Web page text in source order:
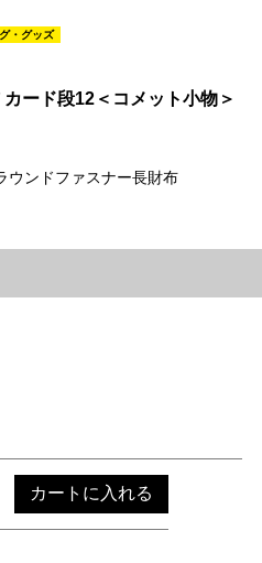
・グッズ
ード段12＜コメット小物＞
ウンドファスナー長財布
カートに入れる